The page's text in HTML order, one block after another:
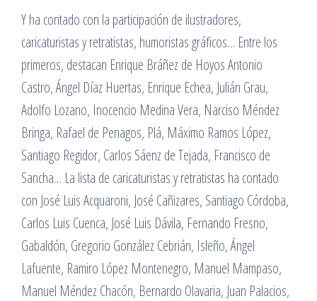
Y ha contado con la participación de ilustradores,
caricaturistas y retratistas, humoristas gráficos… Entre los
primeros, destacan Enrique Bráñez de Hoyos Antonio
Castro, Ángel Díaz Huertas, Enrique Echea, Julián Grau,
Adolfo Lozano, Inocencio Medina Vera, Narciso Méndez
Bringa, Rafael de Penagos, Plá, Máximo Ramos López,
Santiago Regidor, Carlos Sáenz de Tejada, Francisco de
Sancha… La lista de caricaturistas y retratistas ha contado
con José Luis Acquaroni, José Cañizares, Santiago Córdoba,
Carlos Luis Cuenca, José Luis Dávila, Fernando Fresno,
Gabaldón, Gregorio González Cebrián, Isleño, Ángel
Lafuente, Ramiro López Montenegro, Manuel Mampaso,
Manuel Méndez Chacón, Bernardo Olavaria, Juan Palacios,